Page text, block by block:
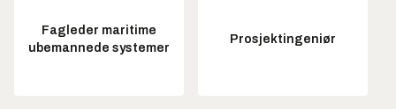
Fagleder maritime
ubemannede systemer
Prosjektingeniør